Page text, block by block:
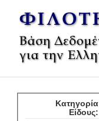
Κατηγορία
Είδους: